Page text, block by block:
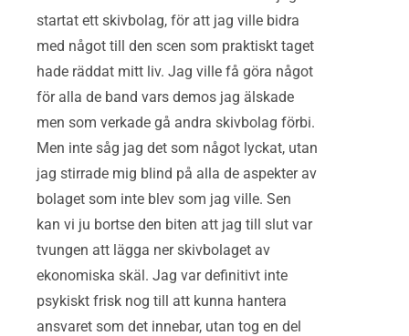
startat ett skivbolag, för att jag ville bidra
med något till den scen som praktiskt taget
hade räddat mitt liv. Jag ville få göra något
för alla de band vars demos jag älskade
men som verkade gå andra skivbolag förbi.
Men inte såg jag det som något lyckat, utan
jag stirrade mig blind på alla de aspekter av
bolaget som inte blev som jag ville. Sen
kan vi ju bortse den biten att jag till slut var
tvungen att lägga ner skivbolaget av
ekonomiska skäl. Jag var definitivt inte
psykiskt frisk nog till att kunna hantera
ansvaret som det innebar, utan tog en del